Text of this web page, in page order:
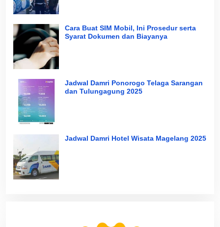
Cara Buat SIM Mobil, Ini Prosedur serta
Syarat Dokumen dan Biayanya
Jadwal Damri Ponorogo Telaga Sarangan
dan Tulungagung 2025
Jadwal Damri Hotel Wisata Magelang 2025